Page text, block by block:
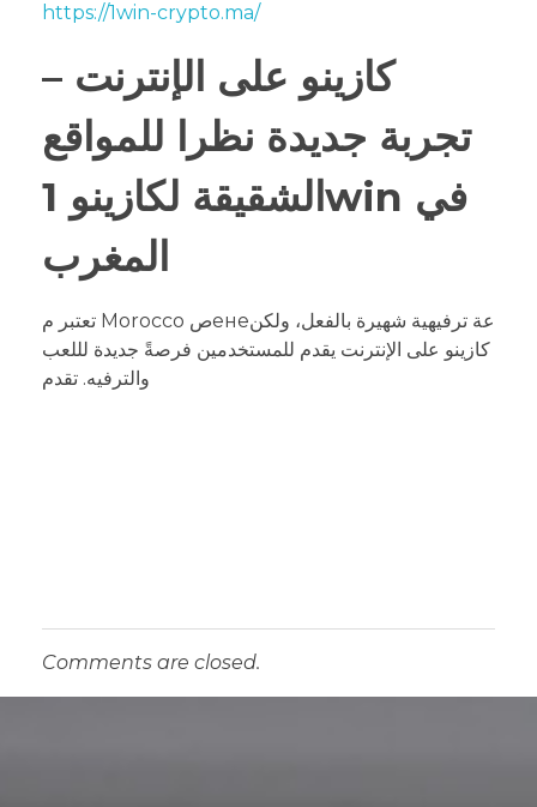
https://1win-crypto.ma/
كازينو على الإنترنت –
تجربة جديدة نظرا للمواقع
الشقيقة لكازينو 1win في
المغرب
تعتبر م Morocco صенеعة ترفيهية شهيرة بالفعل، ولكن
كازينو على الإنترنت يقدم للمستخدمين فرصةً جديدة لللعب
والترفيه. تقدم
Comments are closed.